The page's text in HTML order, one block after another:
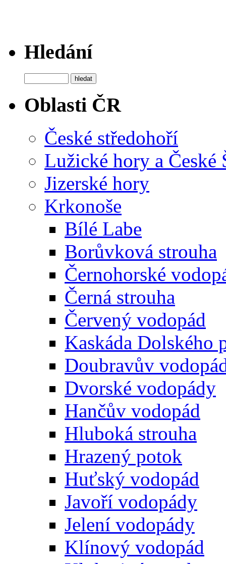
Hledání
Oblasti ČR
České středohoří
Lužické hory a České
Jizerské hory
Krkonoše
Bílé Labe
Borůvková strouha
Černohorské
Černá strouha
Červený vodopád
Kaskáda Dolského
Doubravův
Dvorské vodopády
Hančův vodopád
Hluboká strouha
Hrazený potok
Huťský vodopád
Javoří vodopády
Jelení vodopády
Klínový vodopád